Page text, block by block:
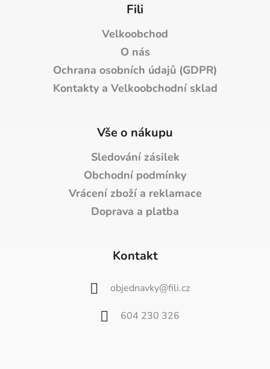
Fili
Velkoobchod
O nás
Ochrana osobních údajů (GDPR)
Kontakty a Velkoobchodní sklad
Vše o nákupu
Sledování zásilek
Obchodní podmínky
Vrácení zboží a reklamace
Doprava a platba
Kontakt
objednavky@fili.cz
604 230 326